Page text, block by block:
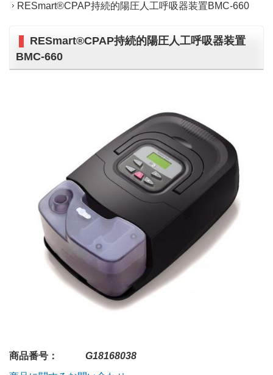
RESmart®CPAP持続的陽圧人工呼吸器装置BMC-660
RESmart®CPAP持続的陽圧人工呼吸器装置
BMC-660
商品番号：
G18168038